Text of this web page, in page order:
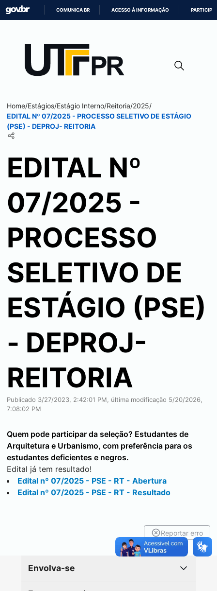
CONTEÚDO
COMUNICA BR ACESSO À INFORMAÇÃO PARTICIPE
Home/Estágios/Estágio Interno/Reitoria/2025/
EDITAL Nº 07/2025 - PROCESSO SELETIVO DE ESTÁGIO
(PSE) - DEPROJ- REITORIA
EDITAL Nº
07/2025 -
PROCESSO
SELETIVO DE
ESTÁGIO (PSE)
- DEPROJ-
REITORIA
Publicado 3/27/2023, 2:42:01 PM, última modificação 5/20/2026,
7:08:02 PM
Quem pode participar da seleção? Estudantes de
Arquitetura e Urbanismo, com preferência para os
estudantes deficientes e negros.
Edital já tem resultado!
Edital nº 07/2025 - PSE - RT - Abertura
Edital nº 07/2025 - PSE - RT - Resultado
Reportar erro
Envolva-se